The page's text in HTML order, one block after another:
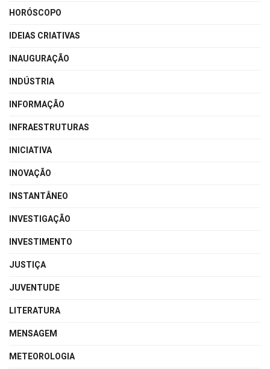
HORÓSCOPO
IDEIAS CRIATIVAS
INAUGURAÇÃO
INDÚSTRIA
INFORMAÇÃO
INFRAESTRUTURAS
INICIATIVA
INOVAÇÃO
INSTANTÂNEO
INVESTIGAÇÃO
INVESTIMENTO
JUSTIÇA
JUVENTUDE
LITERATURA
MENSAGEM
METEOROLOGIA